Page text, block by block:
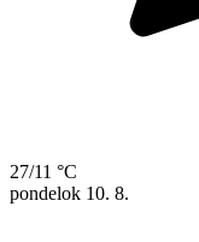
27/11 °C
pondelok 10. 8.